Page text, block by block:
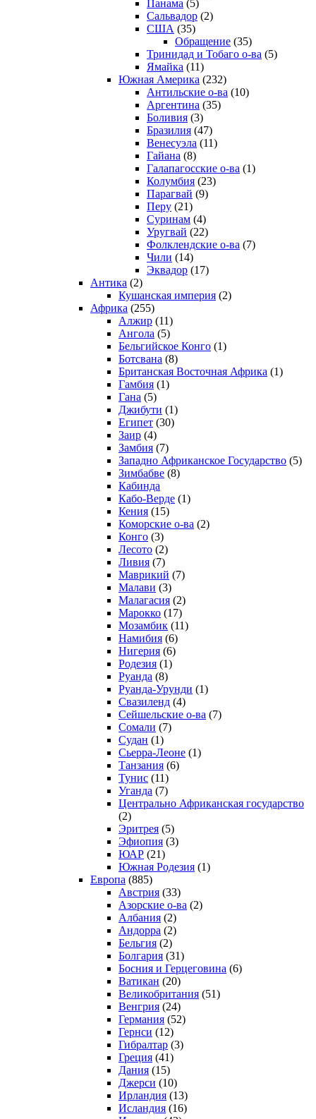
Панама (5)
Сальвадор (2)
США (35)
Обращение (35)
Тринидад и Тобаго о-ва (5)
Ямайка (11)
Южная Америка (232)
Антильские о-ва (10)
Аргентина (35)
Боливия (3)
Бразилия (47)
Венесуэла (11)
Гайана (8)
Галапагосские о-ва (1)
Колумбия (23)
Парагвай (9)
Перу (21)
Суринам (4)
Уругвай (22)
Фолклендские о-ва (7)
Чили (14)
Эквадор (17)
Антика (2)
Кушанская империя (2)
Африка (255)
Алжир (11)
Ангола (5)
Бельгийское Конго (1)
Ботсвана (8)
Британская Восточная Африка (1)
Гамбия (1)
Гана (5)
Джибути (1)
Египет (30)
Заир (4)
Замбия (7)
Западно Африканское Государство (5)
Зимбабве (8)
Кабинда
Кабо-Верде (1)
Кения (15)
Коморские о-ва (2)
Конго (3)
Лесото (2)
Ливия (7)
Маврикий (7)
Малави (3)
Малагасия (2)
Марокко (17)
Мозамбик (11)
Намибия (6)
Нигерия (6)
Родезия (1)
Руанда (8)
Руанда-Урунди (1)
Свазиленд (4)
Сейшельские о-ва (7)
Сомали (7)
Судан (1)
Сьерра-Леоне (1)
Танзания (6)
Тунис (11)
Уганда (7)
Центрально Африканская государство
(2)
Эритрея (5)
Эфиопия (3)
ЮАР (21)
Южная Родезия (1)
Европа (885)
Австрия (33)
Азорские о-ва (2)
Албания (2)
Андорра (2)
Бельгия (2)
Болгария (31)
Босния и Герцеговина (6)
Ватикан (20)
Великобритания (51)
Венгрия (24)
Германия (52)
Гернси (12)
Гибралтар (3)
Греция (41)
Дания (15)
Джерси (10)
Ирландия (13)
Исландия (16)